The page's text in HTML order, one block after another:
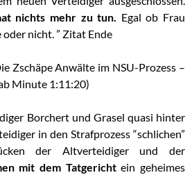
nichts mehr zu tun. Egal ob Frau
oder nicht. ” Zitat Ende
Zschäpe Anwälte im NSU-Prozess –
Minute 1:11:20)
Borchert und Grasel quasi hinter
in den Strafprozess “schlichen”
der Altverteidiger und der
mit dem Tatgerichtein geheimes